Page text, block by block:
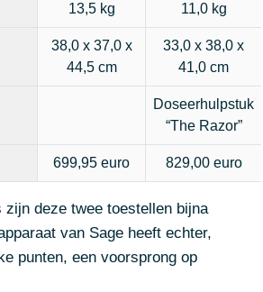
13,5 kg 11,0 kg
38,0 x 37,0 x
44,5 cm
33,0 x 38,0 x
41,0 cm
Doseerhulpstuk
“The Razor”
699,95 euro 829,00 euro
zijn deze twee toestellen bijna
van Sage heeft echter,
punten, een voorsprong op